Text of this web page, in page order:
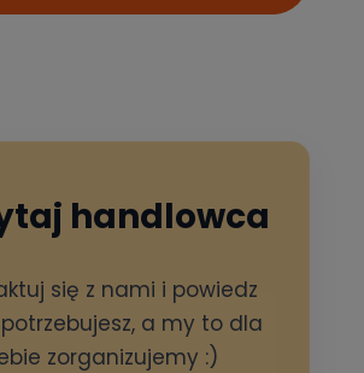
handlowca
się z nami i powiedz
a my to dla
zorganizujemy :)